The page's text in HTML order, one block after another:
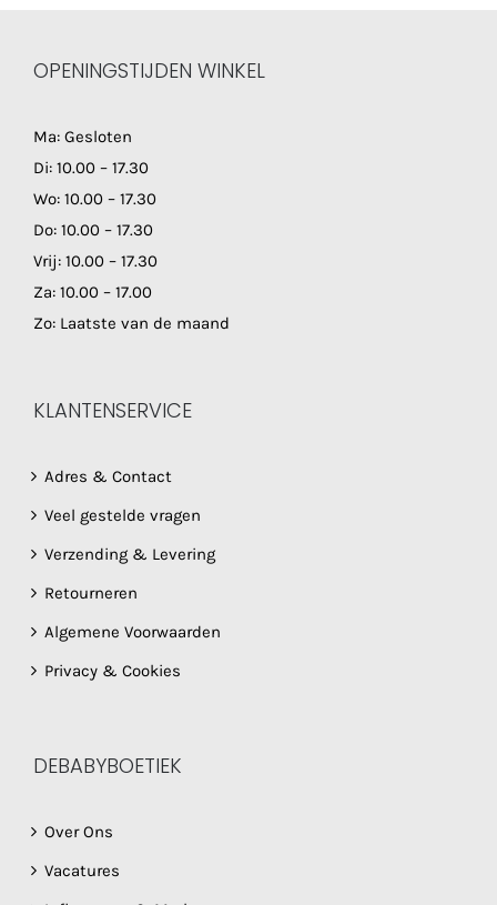
OPENINGSTIJDEN WINKEL
Ma: Gesloten
Di: 10.00 – 17.30
Wo: 10.00 – 17.30
Do: 10.00 – 17.30
Vrij: 10.00 – 17.30
Za: 10.00 – 17.00
Zo: Laatste van de maand
KLANTENSERVICE
Adres & Contact
Veel gestelde vragen
Verzending & Levering
Retourneren
Algemene Voorwaarden
Privacy & Cookies
DEBABYBOETIEK
Over Ons
Vacatures